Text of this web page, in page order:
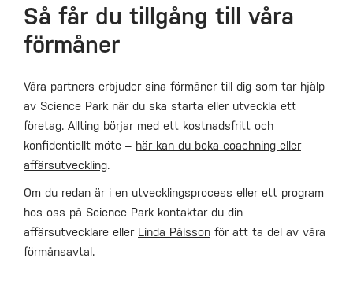
Så får du tillgång till våra
förmåner
Våra partners erbjuder sina förmåner till dig som tar hjälp
av Science Park när du ska starta eller utveckla ett
företag. Allting börjar med ett kostnadsfritt och
konfidentiellt möte – här kan du boka coachning eller
affärsutveckling.
Om du redan är i en utvecklingsprocess eller ett program
hos oss på Science Park kontaktar du din
affärsutvecklare eller Linda Pålsson för att ta del av våra
förmånsavtal.